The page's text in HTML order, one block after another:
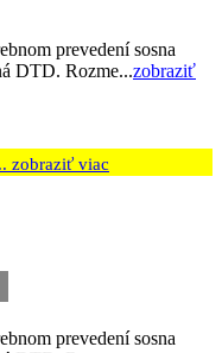
prevedení sosna
DTD. Rozme...zobraziť
zobraziť viac
prevedení sosna